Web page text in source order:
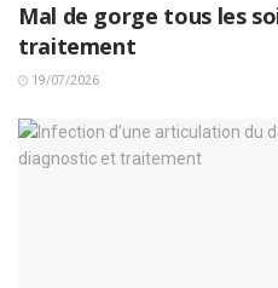
Mal de gorge tous les
traitement
19/07/2026